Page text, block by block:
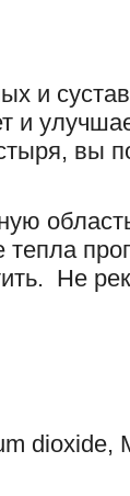
и
и
вы
Не
dioxide,